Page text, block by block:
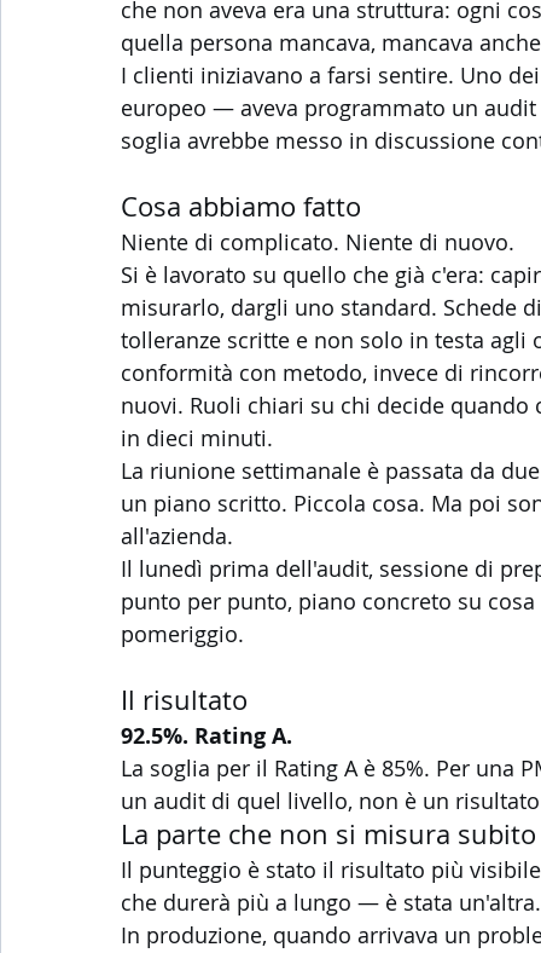
che non aveva era una struttura: ogni
quella persona mancava, mancava
I clienti iniziavano a farsi sentire. Uno
europeo — aveva programmato un
soglia avrebbe messo in discussione
Cosa abbiamo fatto
Niente di complicato. Niente di nuovo.
Si è lavorato su quello che già c'era:
misurarlo, dargli uno standard. Schede
tolleranze scritte e non solo in testa
conformità con metodo, invece di
nuovi. Ruoli chiari su chi decide
in dieci minuti.
La riunione settimanale è passata da
un piano scritto. Piccola cosa. Ma poi
all'azienda.
Il lunedì prima dell'audit, sessione di
punto per punto, piano concreto su
pomeriggio.
Il risultato
92.5%. Rating A.
La soglia per il Rating A è 85%. Per
un audit di quel livello, non è un
La parte che non si misura subito
Il punteggio è stato il risultato più
che durerà più a lungo — è stata un'altra.
In produzione, quando arrivava un